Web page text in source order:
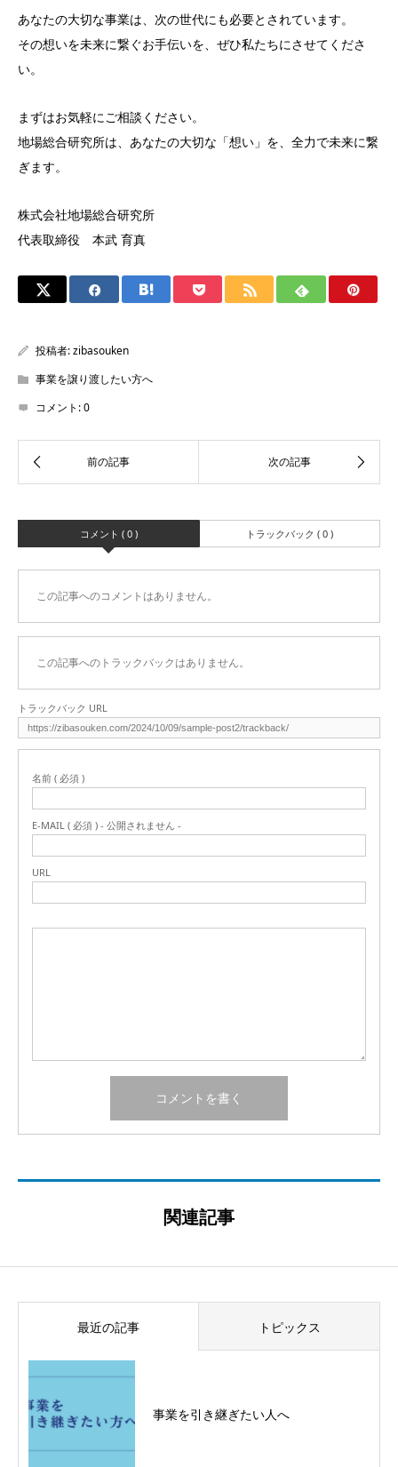
あなたの大切な事業は、次の世代にも必要とされています。
その想いを未来に繋ぐお手伝いを、ぜひ私たちにさせてくださ
い。
まずはお気軽にご相談ください。
地場総合研究所は、あなたの大切な「想い」を、全力で未来に繋
ぎます。
株式会社地場総合研究所
代表取締役 本武 育真
投稿者:zibasouken
事業を譲り渡したい方へ
コメント:0
コメント ( 0 ) トラックバック ( 0 )
この記事へのコメントはありません。
この記事へのトラックバックはありません。
トラックバック URL
名前 ( 必須 )
E-MAIL ( 必須 ) - 公開されません -
URL
関連記事
最近の記事 トピックス
事業を引き継ぎたい人へ